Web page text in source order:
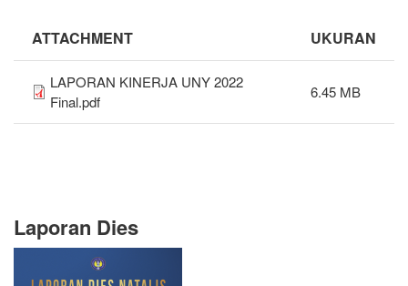
ATTACHMENT UKURAN
LAPORAN KINERJA UNY 2022
Final.pdf
6.45 MB
Laporan Dies